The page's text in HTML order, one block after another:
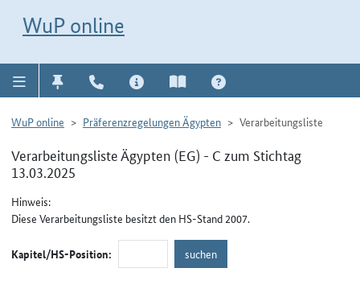
WuP online
WuP online Präferenzregelungen Ägypten Verarbeitungsliste
Verarbeitungsliste Ägypten (EG) - C zum Stichtag
13.03.2025
Hinweis:
Diese Verarbeitungsliste besitzt den HS-Stand 2007.
Kapitel/HS-Position: